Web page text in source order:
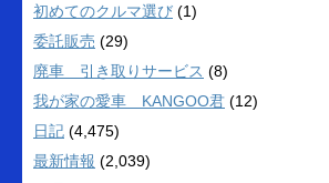
初めてのクルマ選び (1)
委託販売 (29)
廃車 引き取りサービス (8)
我が家の愛車 KANGOO君 (12)
日記 (4,475)
最新情報 (2,039)